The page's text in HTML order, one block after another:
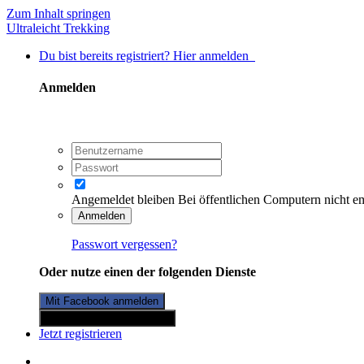
Zum Inhalt springen
Ultraleicht Trekking
Du bist bereits registriert? Hier anmelden
Anmelden
Angemeldet bleiben Bei öffentlichen Computern nicht
Anmelden
Passwort vergessen?
Oder nutze einen der folgenden Dienste
Mit Facebook anmelden
Jetzt registrieren